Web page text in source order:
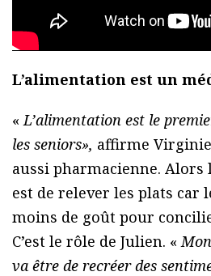
L’alimentation est un
« L’alimentation est le
les seniors», affirme
aussi pharmacienne. Alors
est de relever les plats car
moins de goût pour
C’est le rôle de Julien. «
va être de recréer des